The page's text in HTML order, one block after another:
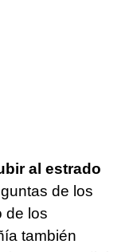
al estrado
de los
de los
también